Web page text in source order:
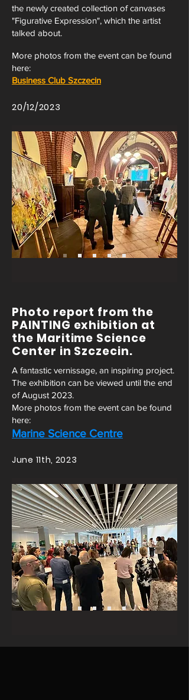
the newly created collection of canvases
"Figurative Expression", which the artist
talked about.
More photos from the event can be found
here:
Business Club Szczecin
20/12/2023
Photo report from the
PAINTING exhibition at
the Maritime Science
Center in Szczecin.
A fantastic vernissage, an inspiring project.
The exhibition can be viewed until the end
of August 2023.
More photos from the event can be found
here:
Marine Science Centre
June 11th, 2023